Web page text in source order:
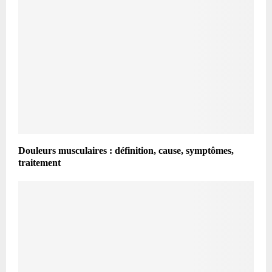
Douleurs musculaires : définition, cause, symptômes,
traitement